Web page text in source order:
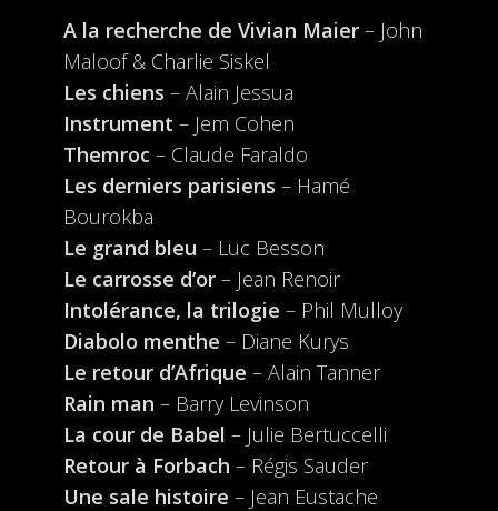
A la recherche de Vivian Maier– John
Maloof & Charlie Siskel
Les chiens – Alain Jessua
Instrument – Jem Cohen
Themroc – Claude Faraldo
Les derniers parisiens – Hamé
Bourokba
Le grand bleu – Luc Besson
Le carrosse d’or– Jean Renoir
Intolérance, la trilogie – Phil Mulloy
Diabolo menthe – Diane Kurys
Le retour d’Afrique – Alain Tanner
Rain man – Barry Levinson
La cour de Babel – Julie Bertuccelli
Retour à Forbach – Régis Sauder
Une sale histoire – Jean Eustache